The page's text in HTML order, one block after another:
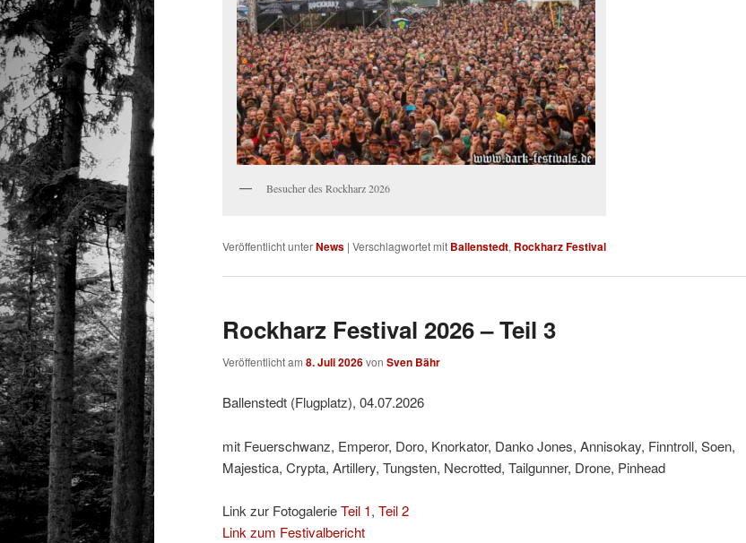
Besucher des Rockharz 2026
Veröffentlicht unterNews | Verschlagwortet mit Ballenstedt, Rockharz Festival
Rockharz Festival 2026 – Teil 3
Veröffentlicht am 8. Juli 2026von Sven Bähr
Ballenstedt (Flugplatz), 04.07.2026
mit Feuerschwanz, Emperor, Doro, Knorkator, Danko Jones, Annisokay, Finntroll, Soen,
Majestica, Crypta, Artillery, Tungsten, Necrotted, Tailgunner, Drone, Pinhead
Link zur FotogalerieTeil 1, Teil 2
Link zum Festivalbericht